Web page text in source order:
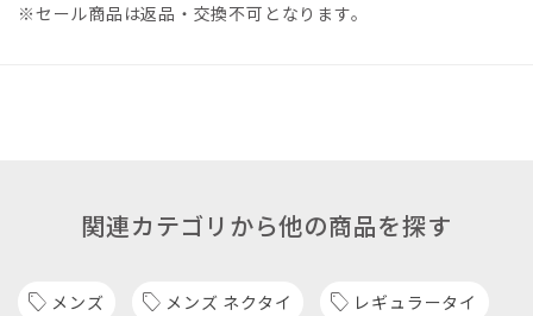
※セール商品は返品・交換不可となります。
関連カテゴリから他の商品を探す
メンズ メンズ ネクタイ レギュラータイ